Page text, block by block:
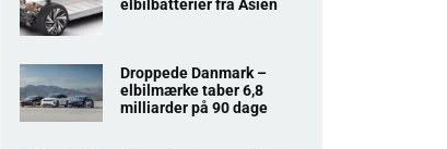
elbilbatterier fra Asien
Droppede Danmark –
elbilmærke taber 6,8
milliarder på 90 dage